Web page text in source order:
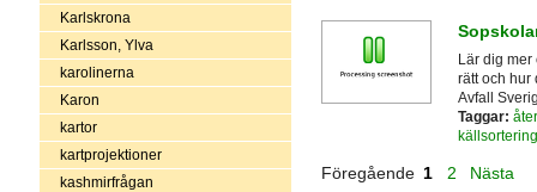
Karlskrona
Karlsson, Ylva
karolinerna
Karon
kartor
kartprojektioner
kashmirfrågan
Lär dig mer
rätt och hur
Avfall
Taggar:
källsortering
Föregående 1 2 Nästa